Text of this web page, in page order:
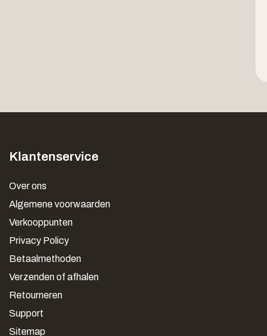
Klantenservice
Over ons
Algemene voorwaarden
Verkooppunten
Privacy Policy
Betaalmethoden
Verzenden of afhalen
Retourneren
Support
Sitemap